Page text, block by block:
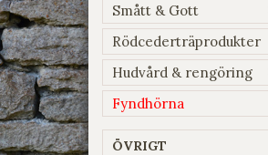
Smått & Gott
Rödcederträprodukter
Hudvård & rengöring
Fyndhörna
ÖVRIGT